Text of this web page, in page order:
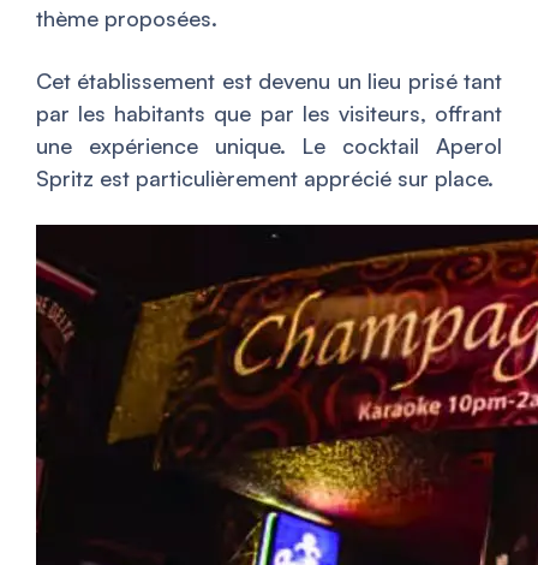
thème proposées.
Cet établissement est devenu un lieu prisé tant
par les habitants que par les visiteurs, offrant
une expérience unique. Le cocktail Aperol
Spritz est particulièrement apprécié sur place.